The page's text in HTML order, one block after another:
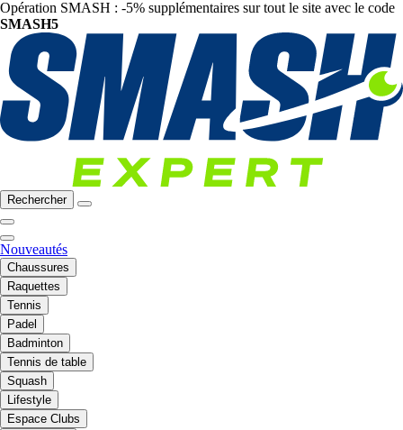
Opération SMASH : -5% supplémentaires sur tout le site avec le code
SMASH5
Rechercher
Nouveautés
Chaussures
Raquettes
Tennis
Padel
Badminton
Tennis de table
Squash
Lifestyle
Espace Clubs